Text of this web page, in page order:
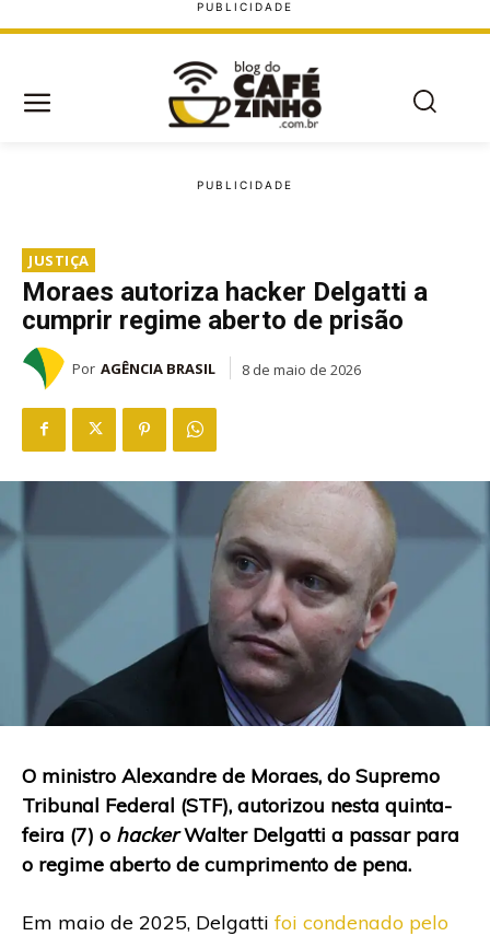
JUSTIÇA
Moraes autoriza hacker Delgatti a
cumprir regime aberto de prisão
Por AGÊNCIA BRASIL 8 de maio de 2026
O ministro Alexandre de Moraes, do Supremo
Tribunal Federal (STF), autorizou nesta quinta-
feira (7) o hackerWalter Delgatti a passar para
o regime aberto de cumprimento de pena.
Em maio de 2025, Delgatti foi condenado pelo